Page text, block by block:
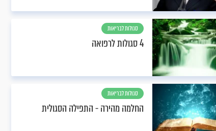
סגולות לבריאות
4 סגולות לרפואה
סגולות לבריאות
החלמה מהירה - התפילה הסגולית